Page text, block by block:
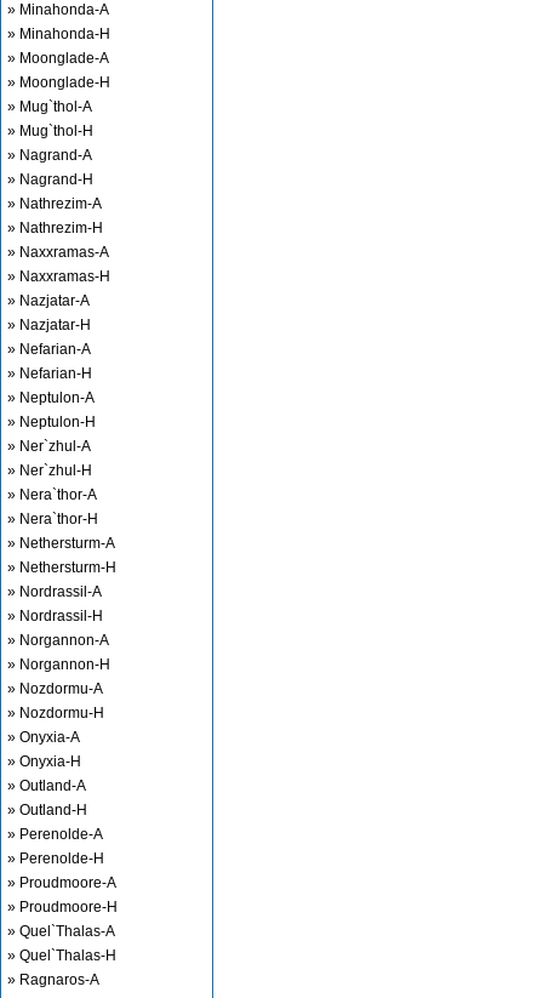
» Minahonda-A
» Minahonda-H
» Moonglade-A
» Moonglade-H
» Mug`thol-A
» Mug`thol-H
» Nagrand-A
» Nagrand-H
» Nathrezim-A
» Nathrezim-H
» Naxxramas-A
» Naxxramas-H
» Nazjatar-A
» Nazjatar-H
» Nefarian-A
» Nefarian-H
» Neptulon-A
» Neptulon-H
» Ner`zhul-A
» Ner`zhul-H
» Nera`thor-A
» Nera`thor-H
» Nethersturm-A
» Nethersturm-H
» Nordrassil-A
» Nordrassil-H
» Norgannon-A
» Norgannon-H
» Nozdormu-A
» Nozdormu-H
» Onyxia-A
» Onyxia-H
» Outland-A
» Outland-H
» Perenolde-A
» Perenolde-H
» Proudmoore-A
» Proudmoore-H
» Quel`Thalas-A
» Quel`Thalas-H
» Ragnaros-A